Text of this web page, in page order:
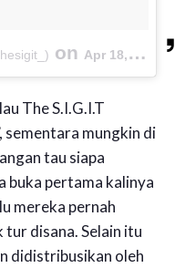
on Apr 18, 2016 at 7:49pm PDT
The S.I.G.I.T
sementara mungkin di
tau siapa
buka pertama kalinya
mereka pernah
tur disana. Selain itu
didistribusikan oleh